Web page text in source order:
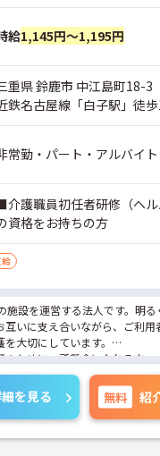
給1,145円～1,195円
重県 鈴鹿市 中江島町18-3
鉄名古屋線「白子駅」徒
常勤・パート・アルバイト
介護職員初任者研修（ヘ
資格をお持ちの方
施設を運営する法人です。明る
互いに支え合いながら、ご利用
大切にしています。
のために一所懸命になれる方・
勤務出来る方を歓迎しています
、面接対策ポイントなど、さ
たしますのでお気軽にご相談く
を見る 無料 紹